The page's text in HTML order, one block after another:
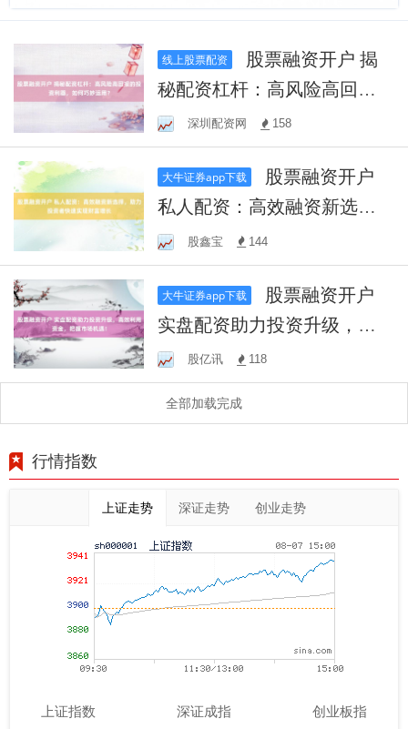
线上股票配资
秘配资杠杆：高风险高回报
的投资利器，如何巧妙运
用？
深圳配资网 158
大牛证券app下载
私人配资：高效融资新选
择，助力投资者快速实现财
富增长
股鑫宝 144
大牛证券app下载
实盘配资助力投资升级，高
效利用资金，把握市场机
遇！
股亿讯 118
全部加载完成
行情指数
上证走势 深证走势 创业走势
上证指数 深证成指 创业板指